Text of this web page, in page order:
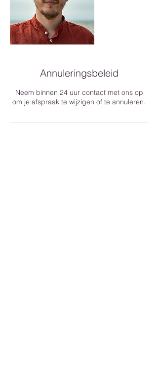
Annuleringsbeleid
Neem binnen 24 uur contact met ons op
om je afspraak te wijzigen of te annuleren.